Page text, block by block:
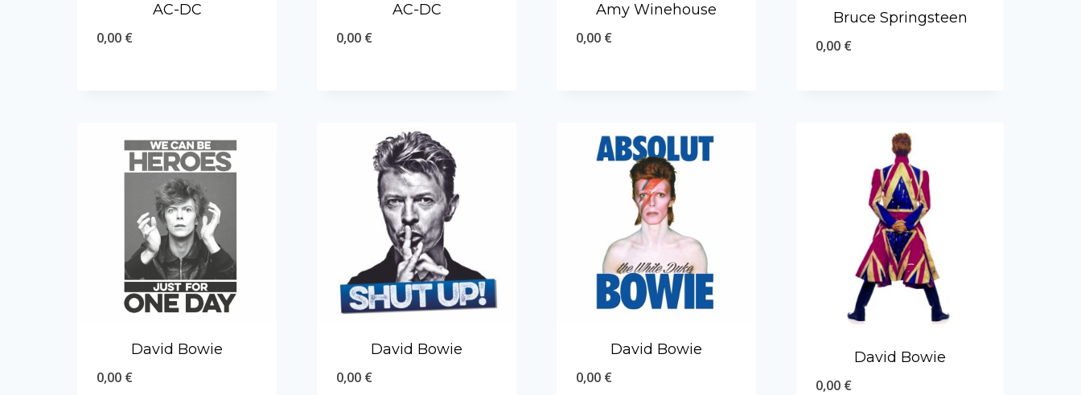
AC-DC
0,00 €
AC-DC
0,00 €
Amy Winehouse
0,00 €
Bruce Springsteen
0,00 €
David Bowie
0,00 €
David Bowie
0,00 €
David Bowie
0,00 €
David Bowie
0,00 €